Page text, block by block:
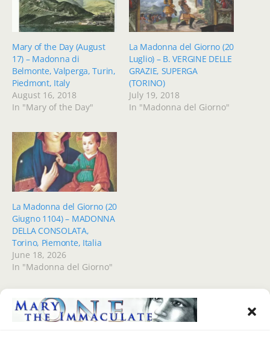
Mary of the Day (August
17) – Madonna di
Belmonte, Valperga, Turin,
Piedmont, Italy
August 16, 2018
In "Mary of the Day"
La Madonna del Giorno (20
Luglio) – B. VERGINE DELLE
GRAZIE, SUPERGA
(TORINO)
July 19, 2018
In "Madonna del Giorno"
La Madonna del Giorno (20
Giugno 1104) – MADONNA
DELLA CONSOLATA,
Torino, Piemonte, Italia
June 18, 2026
In "Madonna del Giorno"